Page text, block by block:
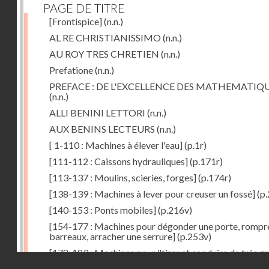
PAGE DE TITRE
[Frontispice](n.n.)
AL RE CHRISTIANISSIMO (n.n.)
AU ROY TRES CHRETIEN (n.n.)
Prefatione(n.n.)
PREFACE : DE L'EXCELLENCE DES
(n.n.)
ALLI BENINI LETTORI (n.n.)
AUX BENINS LECTEURS (n.n.)
[ 1-110 : Machines à élever l'eau](p.1r)
[111-112 : Caissons hydrauliques](p.171r)
[113-137 : Moulins, scieries, forges](p.174r)
[138-139 : Machines à lever pour creuser un fossé]
[140-153 : Ponts mobiles](p.216v)
[154-177 : Machines pour dégonder une porte,
barreaux, arracher une serrure](p.253v)
[178-183 : Machines pour "tirer et conduire de très